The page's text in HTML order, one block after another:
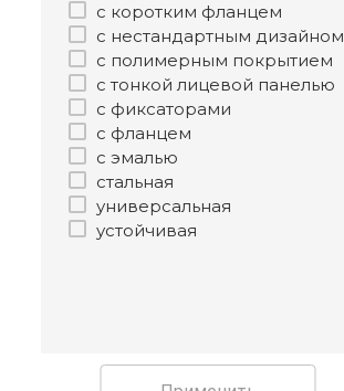
с коротким фланцем
с нестандартным дизайном
с полимерным покрытием
с тонкой лицевой панелью
с фиксаторами
с фланцем
с эмалью
стальная
универсальная
устойчивая